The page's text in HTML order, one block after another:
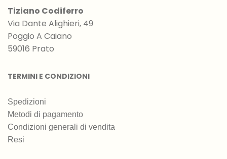
Tiziano Codiferro
Via Dante Alighieri, 49
Poggio A Caiano
59016 Prato
TERMINI E CONDIZIONI
Spedizioni
Metodi di pagamento
Condizioni generali di vendita
Resi